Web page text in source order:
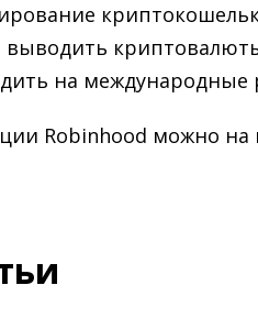
на
Robinhood можно на